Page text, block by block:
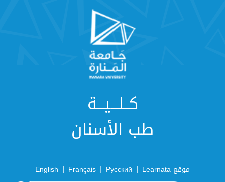
كــلـــيـــة
طب الأسنان
موقع Learnata |
Русский
|
Français
|
English